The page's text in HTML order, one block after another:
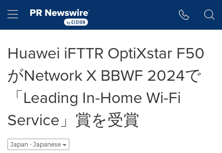
Hamburger menu
Huawei iFTTR OptiXstar F50
がNetwork X BBWF 2024で
「Leading In-Home Wi-Fi
Service」賞を受賞
Japan - Japanese